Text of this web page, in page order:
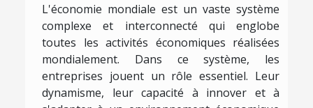
L'économie mondiale est un vaste système
complexe et interconnecté qui englobe
toutes les activités économiques réalisées
mondialement. Dans ce système, les
entreprises jouent un rôle essentiel. Leur
dynamisme, leur capacité à innover et à